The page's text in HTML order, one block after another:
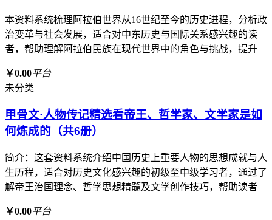
本资料系统梳理阿拉伯世界从16世纪至今的历史进程，分析政
治变革与社会发展，适合对中东历史与国际关系感兴趣的读
者，帮助理解阿拉伯民族在现代世界中的角色与挑战，提升
￥0.00平台
未分类
甲骨文·人物传记精选看帝王、哲学家、文学家是如
何炼成的（共6册）
简介：这套资料系统介绍中国历史上重要人物的思想成就与人
生历程，适合对历史文化感兴趣的初级至中级学习者，通过了
解帝王治国理念、哲学思想精髓及文学创作技巧，帮助读者
￥0.00平台